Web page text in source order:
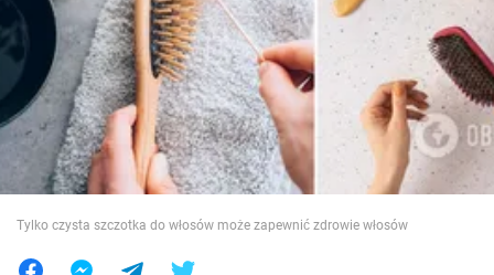
Społeczeństwo
Wojna na Ukrainie
Świat
Jedzenie
Tylko czysta szczotka do włosów może zapewnić zdrowie włosów